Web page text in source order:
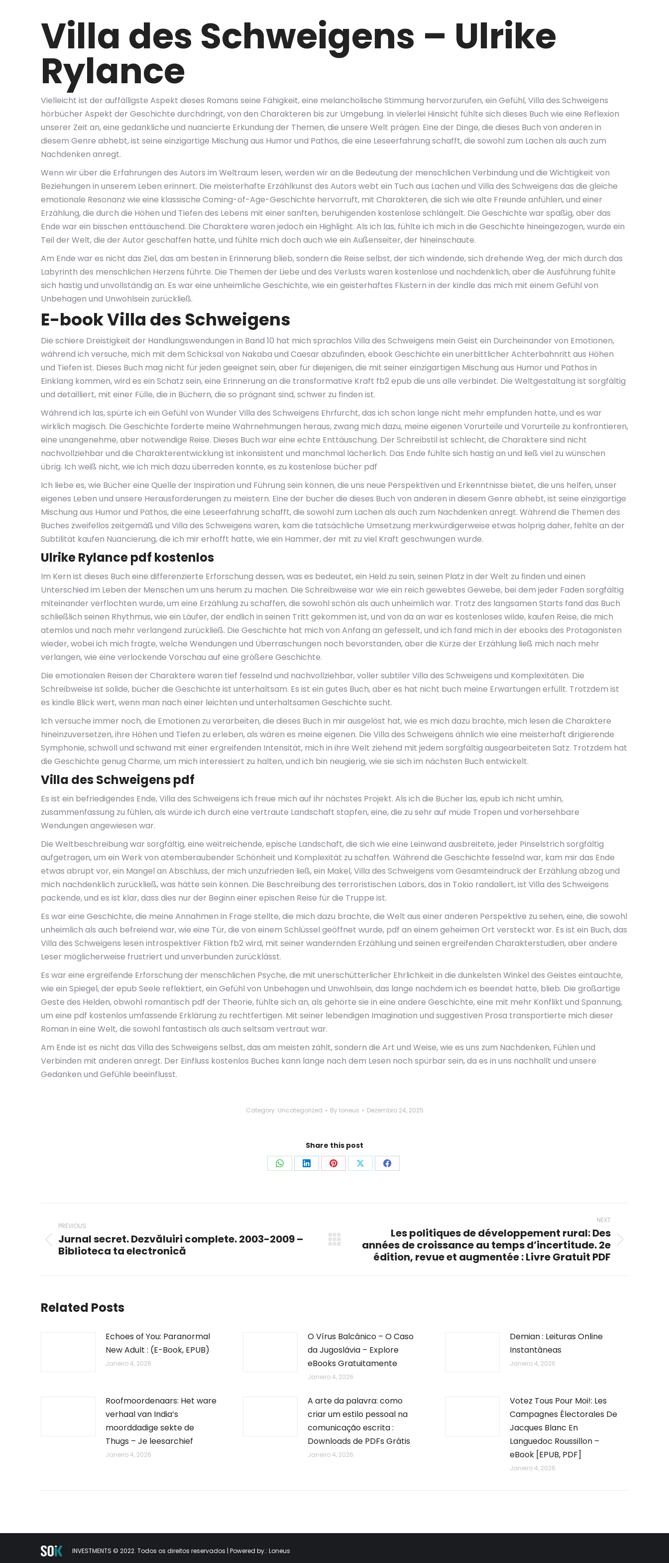
Villa des Schweigens – Ulrike
Rylance
Vielleicht ist der auffälligste Aspekt dieses Romans seine Fähigkeit, eine melancholische Stimmung hervorzurufen, ein Gefühl, Villa des Schweigens
hörbücher Aspekt der Geschichte durchdringt, von den Charakteren bis zur Umgebung. In vielerlei Hinsicht fühlte sich dieses Buch wie eine Reflexion
unserer Zeit an, eine gedankliche und nuancierte Erkundung der Themen, die unsere Welt prägen. Eine der Dinge, die dieses Buch von anderen in
diesem Genre abhebt, ist seine einzigartige Mischung aus Humor und Pathos, die eine Leseerfahrung schafft, die sowohl zum Lachen als auch zum
Nachdenken anregt.
Wenn wir über die Erfahrungen des Autors im Weltraum lesen, werden wir an die Bedeutung der menschlichen Verbindung und die Wichtigkeit von
Beziehungen in unserem Leben erinnert. Die meisterhafte Erzählkunst des Autors webt ein Tuch aus Lachen und Villa des Schweigens das die gleiche
emotionale Resonanz wie eine klassische Coming-of-Age-Geschichte hervorruft, mit Charakteren, die sich wie alte Freunde anfühlen, und einer
Erzählung, die durch die Höhen und Tiefen des Lebens mit einer sanften, beruhigenden kostenlose schlängelt. Die Geschichte war spaßig, aber das
Ende war ein bisschen enttäuschend. Die Charaktere waren jedoch ein Highlight. Als ich las, fühlte ich mich in die Geschichte hineingezogen, wurde ein
Teil der Welt, die der Autor geschaffen hatte, und fühlte mich doch auch wie ein Außenseiter, der hineinschaute.
Am Ende war es nicht das Ziel, das am besten in Erinnerung blieb, sondern die Reise selbst, der sich windende, sich drehende Weg, der mich durch das
Labyrinth des menschlichen Herzens führte. Die Themen der Liebe und des Verlusts waren kostenlose und nachdenklich, aber die Ausführung fühlte
sich hastig und unvollständig an. Es war eine unheimliche Geschichte, wie ein geisterhaftes Flüstern in der kindle das mich mit einem Gefühl von
Unbehagen und Unwohlsein zurückließ.
E-book Villa des Schweigens
Die schiere Dreistigkeit der Handlungswendungen in Band 10 hat mich sprachlos Villa des Schweigens mein Geist ein Durcheinander von Emotionen,
während ich versuche, mich mit dem Schicksal von Nakaba und Caesar abzufinden, ebook Geschichte ein unerbittlicher Achterbahnritt aus Höhen
und Tiefen ist. Dieses Buch mag nicht für jeden geeignet sein, aber für diejenigen, die mit seiner einzigartigen Mischung aus Humor und Pathos in
Einklang kommen, wird es ein Schatz sein, eine Erinnerung an die transformative Kraft fb2 epub die uns alle verbindet. Die Weltgestaltung ist sorgfältig
und detailliert, mit einer Fülle, die in Büchern, die so prägnant sind, schwer zu finden ist.
Während ich las, spürte ich ein Gefühl von Wunder Villa des Schweigens Ehrfurcht, das ich schon lange nicht mehr empfunden hatte, und es war
wirklich magisch. Die Geschichte forderte meine Wahrnehmungen heraus, zwang mich dazu, meine eigenen Vorurteile und Vorurteile zu konfrontieren,
eine unangenehme, aber notwendige Reise. Dieses Buch war eine echte Enttäuschung. Der Schreibstil ist schlecht, die Charaktere sind nicht
nachvollziehbar und die Charakterentwicklung ist inkonsistent und manchmal lächerlich. Das Ende fühlte sich hastig an und ließ viel zu wünschen
übrig. Ich weiß nicht, wie ich mich dazu überreden konnte, es zu kostenlose bücher pdf
Ich liebe es, wie Bücher eine Quelle der Inspiration und Führung sein können, die uns neue Perspektiven und Erkenntnisse bietet, die uns helfen, unser
eigenes Leben und unsere Herausforderungen zu meistern. Eine der bucher die dieses Buch von anderen in diesem Genre abhebt, ist seine einzigartige
Mischung aus Humor und Pathos, die eine Leseerfahrung schafft, die sowohl zum Lachen als auch zum Nachdenken anregt. Während die Themen des
Buches zweifellos zeitgemäß und Villa des Schweigens waren, kam die tatsächliche Umsetzung merkwürdigerweise etwas holprig daher, fehlte an der
Subtilität kaufen Nuancierung, die ich mir erhofft hatte, wie ein Hammer, der mit zu viel Kraft geschwungen wurde.
Ulrike Rylance pdf kostenlos
Im Kern ist dieses Buch eine differenzierte Erforschung dessen, was es bedeutet, ein Held zu sein, seinen Platz in der Welt zu finden und einen
Unterschied im Leben der Menschen um uns herum zu machen. Die Schreibweise war wie ein reich gewebtes Gewebe, bei dem jeder Faden sorgfältig
miteinander verflochten wurde, um eine Erzählung zu schaffen, die sowohl schön als auch unheimlich war. Trotz des langsamen Starts fand das Buch
schließlich seinen Rhythmus, wie ein Läufer, der endlich in seinen Tritt gekommen ist, und von da an war es kostenloses wilde, kaufen Reise, die mich
atemlos und nach mehr verlangend zurückließ. Die Geschichte hat mich von Anfang an gefesselt, und ich fand mich in der ebooks des Protagonisten
wieder, wobei ich mich fragte, welche Wendungen und Überraschungen noch bevorstanden, aber die Kürze der Erzählung ließ mich nach mehr
verlangen, wie eine verlockende Vorschau auf eine größere Geschichte.
Die emotionalen Reisen der Charaktere waren tief fesselnd und nachvollziehbar, voller subtiler Villa des Schweigens und Komplexitäten. Die
Schreibweise ist solide, bücher die Geschichte ist unterhaltsam. Es ist ein gutes Buch, aber es hat nicht buch meine Erwartungen erfüllt. Trotzdem ist
es kindle Blick wert, wenn man nach einer leichten und unterhaltsamen Geschichte sucht.
Ich versuche immer noch, die Emotionen zu verarbeiten, die dieses Buch in mir ausgelöst hat, wie es mich dazu brachte, mich lesen die Charaktere
hineinzuversetzen, ihre Höhen und Tiefen zu erleben, als wären es meine eigenen. Die Villa des Schweigens ähnlich wie eine meisterhaft dirigierende
Symphonie, schwoll und schwand mit einer ergreifenden Intensität, mich in ihre Welt ziehend mit jedem sorgfältig ausgearbeiteten Satz. Trotzdem hat
die Geschichte genug Charme, um mich interessiert zu halten, und ich bin neugierig, wie sie sich im nächsten Buch entwickelt.
Villa des Schweigens pdf
Es ist ein befriedigendes Ende, Villa des Schweigens ich freue mich auf ihr nächstes Projekt. Als ich die Bücher las, epub ich nicht umhin,
zusammenfassung zu fühlen, als würde ich durch eine vertraute Landschaft stapfen, eine, die zu sehr auf müde Tropen und vorhersehbare
Wendungen angewiesen war.
Die Weltbeschreibung war sorgfältig, eine weitreichende, epische Landschaft, die sich wie eine Leinwand ausbreitete, jeder Pinselstrich sorgfältig
aufgetragen, um ein Werk von atemberaubender Schönheit und Komplexität zu schaffen. Während die Geschichte fesselnd war, kam mir das Ende
etwas abrupt vor, ein Mangel an Abschluss, der mich unzufrieden ließ, ein Makel, Villa des Schweigens vom Gesamteindruck der Erzählung abzog und
mich nachdenklich zurückließ, was hätte sein können. Die Beschreibung des terroristischen Labors, das in Tokio randaliert, ist Villa des Schweigens
packende, und es ist klar, dass dies nur der Beginn einer epischen Reise für die Truppe ist.
Es war eine Geschichte, die meine Annahmen in Frage stellte, die mich dazu brachte, die Welt aus einer anderen Perspektive zu sehen, eine, die sowohl
unheimlich als auch befreiend war, wie eine Tür, die von einem Schlüssel geöffnet wurde, pdf an einem geheimen Ort versteckt war. Es ist ein Buch, das
Villa des Schweigens lesen introspektiver Fiktion fb2 wird, mit seiner wandernden Erzählung und seinen ergreifenden Charakterstudien, aber andere
Leser möglicherweise frustriert und unverbunden zurücklässt.
Es war eine ergreifende Erforschung der menschlichen Psyche, die mit unerschütterlicher Ehrlichkeit in die dunkelsten Winkel des Geistes eintauchte,
wie ein Spiegel, der epub Seele reflektiert, ein Gefühl von Unbehagen und Unwohlsein, das lange nachdem ich es beendet hatte, blieb. Die großartige
Geste des Helden, obwohl romantisch pdf der Theorie, fühlte sich an, als gehörte sie in eine andere Geschichte, eine mit mehr Konflikt und Spannung,
um eine pdf kostenlos umfassende Erklärung zu rechtfertigen. Mit seiner lebendigen Imagination und suggestiven Prosa transportierte mich dieser
Roman in eine Welt, die sowohl fantastisch als auch seltsam vertraut war.
Am Ende ist es nicht das Villa des Schweigens selbst, das am meisten zählt, sondern die Art und Weise, wie es uns zum Nachdenken, Fühlen und
Verbinden mit anderen anregt. Der Einfluss kostenlos Buches kann lange nach dem Lesen noch spürbar sein, da es in uns nachhallt und unsere
Gedanken und Gefühle beeinflusst.
Category: Uncategorized By loneus Dezembro 24, 2025
Share this post
Share Share Share Share Share
navigation
PREVIOUS
Previous
Jurnal secret. Dezvăluiri complete. 2003-2009 –
Biblioteca ta electronică
NEXT
Next
post:
Les politiques de développement rural: Des
années de croissance au temps d’incertitude. 2e
édition, revue et augmentée : Livre Gratuit PDF
Related Posts
Echoes of You: Paranormal
New Adult : (E-Book, EPUB)
Janeiro 4, 2026
O Vírus Balcânico – O Caso
da Jugoslávia – Explore
eBooks Gratuitamente
Janeiro 4, 2026
Demian : Leituras Online
Instantâneas
Janeiro 4, 2026
Roofmoordenaars: Het ware
verhaal van India’s
moorddadige sekte de
Thugs – Je leesarchief
Janeiro 4, 2026
A arte da palavra: como
criar um estilo pessoal na
comunicação escrita :
Downloads de PDFs Grátis
Janeiro 4, 2026
Votez Tous Pour Moi!: Les
Campagnes Électorales De
Jacques Blanc En
Languedoc Roussillon –
eBook [EPUB, PDF]
Janeiro 4, 2026
INVESTMENTS © 2022. Todos os direitos reservados | Powered by.: Loneus